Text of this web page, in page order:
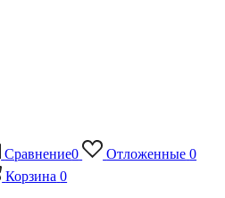
Сравнение0 Отложенные 0
Корзина 0